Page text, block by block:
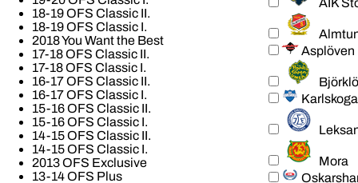
18-19 OFS Classic II.
18-19 OFS Classic I.
2018 You Want the Best
17-18 OFS Classic II.
17-18 OFS Classic I.
16-17 OFS Classic II.
16-17 OFS Classic I.
15-16 OFS Classic II.
15-16 OFS Classic I.
14-15 OFS Classic II.
14-15 OFS Classic I.
2013 OFS Exclusive
13-14 OFS Plus
Asplöven
Karlskoga
Mora